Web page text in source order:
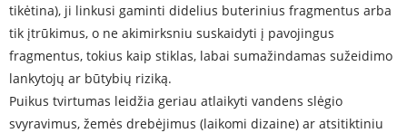
tikėtina), ji linkusi gaminti didelius buterinius fragmentus arba
tik įtrūkimus, o ne akimirksniu suskaidyti į pavojingus
fragmentus, tokius kaip stiklas, labai sumažindamas sužeidimo
lankytojų ar būtybių riziką.
Puikus tvirtumas leidžia geriau atlaikyti vandens slėgio
svyravimus, žemės drebėjimus (laikomi dizaine) ar atsitiktiniu